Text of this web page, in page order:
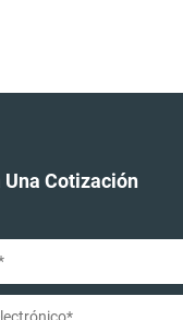
Una Cotización